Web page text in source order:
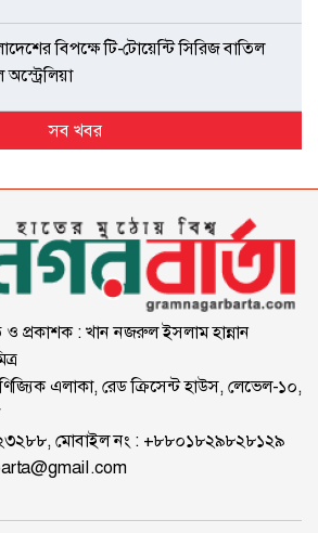
বিপক্ষে টি-টোয়েন্টি সিরিজ বাতিল
সব খবর
ও প্রকাশক : খান নজরুল ইসলাম হান্নান
এলাকা, রেড ক্রিসেন্ট হাউস, লেভেল-১০,
মোবাইল নং : +৮৮০১৮২৯৮২৮১২৯